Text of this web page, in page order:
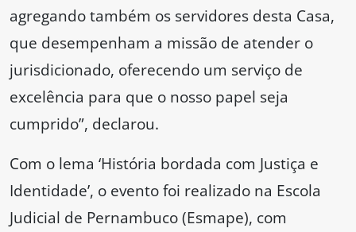
agregando também os servidores desta Casa,
que desempenham a missão de atender o
jurisdicionado, oferecendo um serviço de
excelência para que o nosso papel seja
cumprido”, declarou.
Com o lema ‘História bordada com Justiça e
Identidade’, o evento foi realizado na Escola
Judicial de Pernambuco (Esmape), com